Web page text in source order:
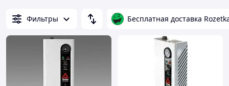
Фильтры Бесплатная доставка